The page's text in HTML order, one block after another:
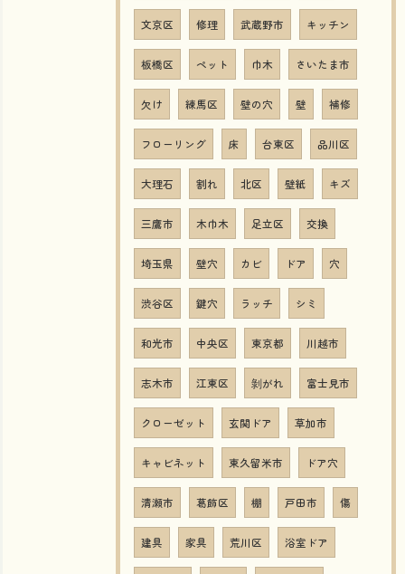
文京区 修理 武蔵野市 キッチン
板橋区 ペット 巾木 さいたま市
欠け 練馬区 壁の穴 壁 補修
フローリング 床 台東区 品川区
大理石 割れ 北区 壁紙 キズ
三鷹市 木巾木 足立区 交換
埼玉県 壁穴 カビ ドア 穴
渋谷区 鍵穴 ラッチ シミ
和光市 中央区 東京都 川越市
志木市 江東区 剝がれ 富士見市
クローゼット 玄関ドア 草加市
キャビネット 東久留米市 ドア穴
清瀬市 葛飾区 棚 戸田市 傷
建具 家具 荒川区 浴室ドア